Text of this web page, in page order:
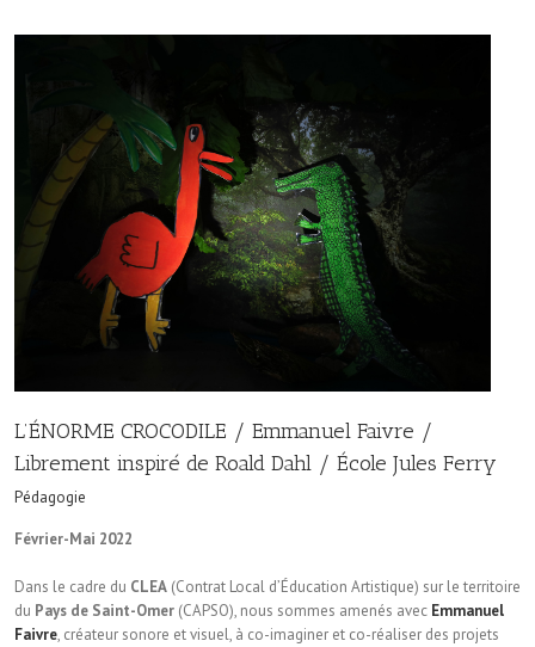
L’ÉNORME CROCODILE / Emmanuel Faivre /
Librement inspiré de Roald Dahl / École Jules Ferry
Pédagogie
Février-Mai 2022
Dans le cadre du CLEA (Contrat Local d’Éducation Artistique) sur le territoire
du Pays de Saint-Omer (CAPSO), nous sommes amenés avec Emmanuel
Faivre, créateur sonore et visuel, à co-imaginer et co-réaliser des projets